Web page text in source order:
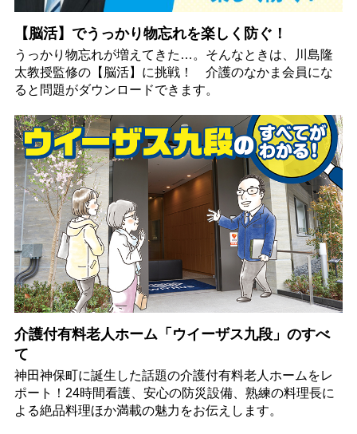
【脳活】でうっかり物忘れを楽しく防ぐ！
うっかり物忘れが増えてきた…。そんなときは、川島隆
太教授監修の【脳活】に挑戦！ 介護のなかま会員にな
ると問題がダウンロードできます。
介護付有料老人ホーム「ウイーザス九段」のすべ
て
神田神保町に誕生した話題の介護付有料老人ホームをレ
ポート！24時間看護、安心の防災設備、熟練の料理長に
よる絶品料理ほか満載の魅力をお伝えします。